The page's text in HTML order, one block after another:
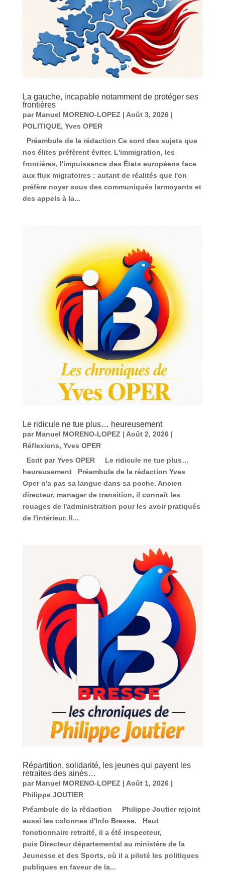
La gauche, incapable notamment de protéger ses
frontières
par Manuel MORENO-LOPEZ | Août 3, 2026|
POLITIQUE, Yves OPER
Préambule de la rédaction Ce sont des sujets que
nos élites préfèrent éviter. L'immigration, les
frontières, l'impuissance des États européens face
aux flux migratoires : autant de réalités que l'on
préfère noyer sous des communiqués larmoyants et
des appels à la...
Le ridicule ne tue plus… heureusement
par Manuel MORENO-LOPEZ| Août 2, 2026|
Réflexions, Yves OPER
Ecrit par Yves OPER Le ridicule ne tue plus…
heureusement Préambule de la rédaction Yves
Oper n'a pas sa langue dans sa poche. Ancien
directeur, manager de transition, il connaît les
rouages de l'administration pour les avoir pratiqués
de l'intérieur. Il...
Répartition, solidarité, les jeunes qui payent les
retraites des ainés…
par Manuel MORENO-LOPEZ| Août 1, 2026|
Philippe JOUTIER
Préambule de la rédaction Philippe Joutier rejoint
aussi les colonnes d'Info Bresse. Haut
fonctionnaire retraité, il a été inspecteur,
puis Directeur départemental au ministère de la
Jeunesse et des Sports, où il a piloté les politiques
publiques en faveur de la...